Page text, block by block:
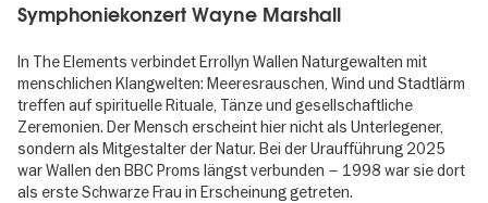
Symphoniekonzert Wayne Marshall
In The Elements verbindet Errollyn Wallen Naturgewalten mit
menschlichen Klangwelten: Meeresrauschen, Wind und Stadtlärm
treffen auf spirituelle Rituale, Tänze und gesellschaftliche
Zeremonien. Der Mensch erscheint hier nicht als Unterlegener,
sondern als Mitgestalter der Natur. Bei der Uraufführung 2025
war Wallen den BBC Proms längst verbunden – 1998 war sie dort
als erste Schwarze Frau in Erscheinung getreten.